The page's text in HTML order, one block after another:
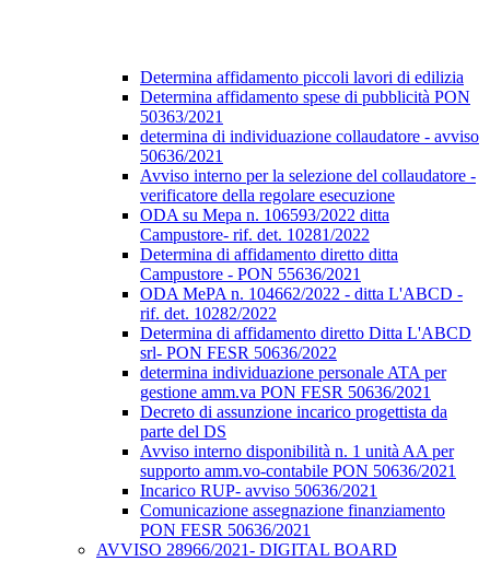
Determina affidamento piccoli lavori di edilizia
Determina affidamento spese di pubblicità PON
50363/2021
determina di individuazione collaudatore - avviso
50636/2021
Avviso interno per la selezione del collaudatore -
verificatore della regolare esecuzione
ODA su Mepa n. 106593/2022 ditta
Campustore- rif. det. 10281/2022
Determina di affidamento diretto ditta
Campustore - PON 55636/2021
ODA MePA n. 104662/2022 - ditta L'ABCD -
rif. det. 10282/2022
Determina di affidamento diretto Ditta L'ABCD
srl- PON FESR 50636/2022
determina individuazione personale ATA per
gestione amm.va PON FESR 50636/2021
Decreto di assunzione incarico progettista da
parte del DS
Avviso interno disponibilità n. 1 unità AA per
supporto amm.vo-contabile PON 50636/2021
Incarico RUP- avviso 50636/2021
Comunicazione assegnazione finanziamento
PON FESR 50636/2021
AVVISO 28966/2021- DIGITAL BOARD